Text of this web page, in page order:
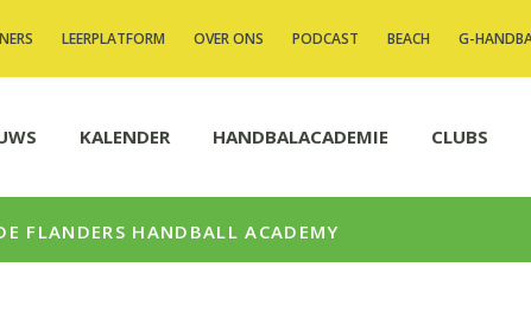
LEERPLATFORM OVER ONS PODCAST BEACH G-
KALENDER HANDBALACADEMIE CLUBS
FLANDERS HANDBALL ACADEMY